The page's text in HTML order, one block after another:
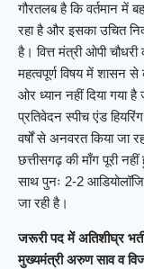
गौरतलब है कि वर्तमान में
रहा है और इसका उचित
है। वित्त मंत्री ओपी
महत्वपूर्ण विषय में शासन
ओर ध्यान नहीं दिया गया है
प्रतिवेदन स्पीच एंड
वर्षों से अनवरत किया जा
छत्तीसगढ़ की माँग पूरी
साथ पुनः 2-2
जा रही है।
जरूरी पद में अतिशीघ्र
मुख्यमंत्री अरुण साव व